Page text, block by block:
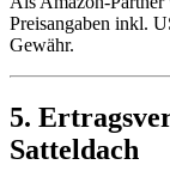
Preisangaben inkl.
Gewähr.
5.
Satteldach